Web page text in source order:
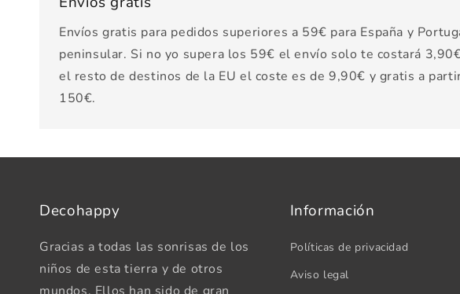
Envíos gratis para pedidos superiores a 59€ para España y
peninsular. Si no yo supera los 59€ el envío solo te costará
el resto de destinos de la EU el coste es de 9,90€ y gratis a
150€.
Decohappy
Gracias a todas las sonrisas de los
niños de esta tierra y de otros
Información
Políticas de privacidad
Aviso legal